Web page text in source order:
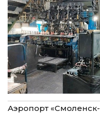
Аэропорт